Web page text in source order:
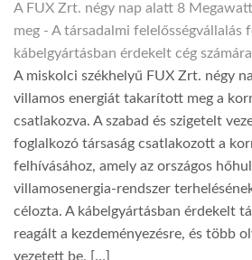
A FUX Zrt. négy nap alatt 8
meg - A társadalmi felelősségvállalás
kábelgyártásban érdekelt cég számára
A miskolci székhelyű FUX Zrt. négy
villamos energiát takarított meg a
csatlakozva. A szabad és szigetelt
foglalkozó társaság csatlakozott a
felhívásához, amely az országos
villamosenergia-rendszer
célozta. A kábelgyártásban érdekelt
reagált a kezdeményezésre, és több
vezetett be, […]